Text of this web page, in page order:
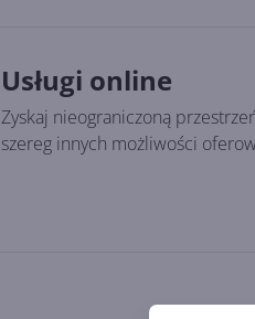
Usługi online
Zyskaj nieograniczoną
szereg innych możliwości